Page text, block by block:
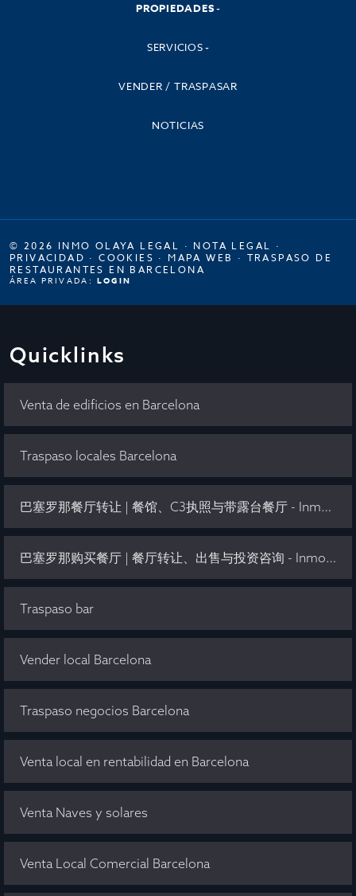
PROPIEDADES
SERVICIOS
VENDER / TRASPASAR
NOTICIAS
© 2026 INMO OLAYA LEGAL · NOTA LEGAL ·
PRIVACIDAD ·COOKIES · MAPA WEB · TRASPASO DE
RESTAURANTES EN BARCELONA
ÁREA PRIVADA: LOGIN
Quicklinks
Venta de edificios en Barcelona
Traspaso locales Barcelona
巴塞罗那餐厅转让 | 餐馆、C3执照与带露台餐厅 - Inmo Olaya
巴塞罗那购买餐厅 | 餐厅转让、出售与投资咨询 - Inmo Olaya
Traspaso bar
Vender local Barcelona
Traspaso negocios Barcelona
Venta local en rentabilidad en Barcelona
Venta Naves y solares
Venta Local Comercial Barcelona